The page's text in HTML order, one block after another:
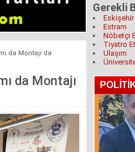
da Montajı da
da Montajı
Gerekli
Estram
Nöbetçi
Tiyatro
Ulaşım